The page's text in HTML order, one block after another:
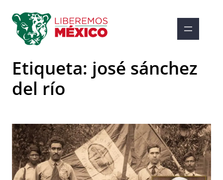
contenido
Etiqueta: josé sánchez
del río